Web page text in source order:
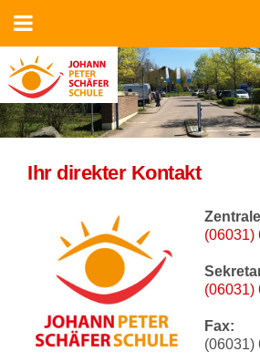
Ihr direkter Kontakt
(06031)
(06031)
Fax:
(06031)